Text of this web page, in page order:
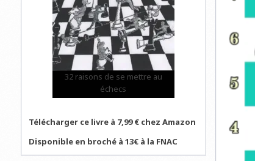
32 raisons de se mettre au
échecs
Télécharger ce livre à 7,99 € chez Amazon
Disponible en broché à 13€ à la FNAC